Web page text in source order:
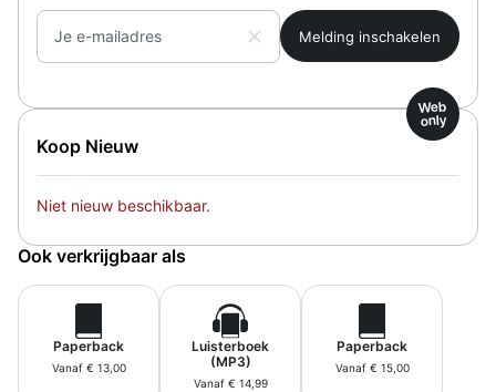
Je e-mailadres
Koop Nieuw
Web
only
Niet nieuw beschikbaar.
Ook verkrijgbaar als
Paperback
Vanaf € 13,00
Luisterboek
(MP3)
Vanaf € 14,99
Paperback
Vanaf € 15,00